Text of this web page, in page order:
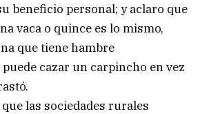
beneficio personal; y aclaro que
vaca o quince es lo mismo,
que tiene hambre
cazar un carpincho en vez
las sociedades rurales